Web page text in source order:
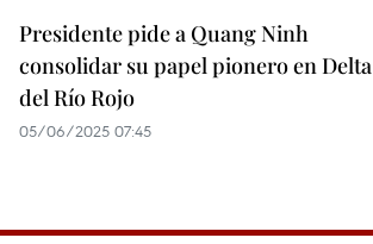
Presidente pide a Quang Ninh
consolidar su papel pionero en Delta
del Río Rojo
05/06/2025 07:45